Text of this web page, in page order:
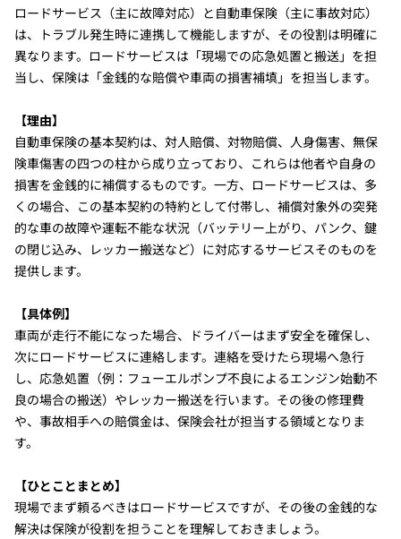
ロードサービス（主に故障対応）と自動車保険（主に事故対応）
は、トラブル発生時に連携して機能しますが、その役割は明確に
異なります。ロードサービスは「現場での応急処置と搬送」を担
当し、保険は「金銭的な賠償や車両の損害補填」を担当します。
【理由】
自動車保険の基本契約は、対人賠償、対物賠償、人身傷害、無保
険車傷害の四つの柱から成り立っており、これらは他者や自身の
損害を金銭的に補償するものです。一方、ロードサービスは、多
くの場合、この基本契約の特約として付帯し、補償対象外の突発
的な車の故障や運転不能な状況（バッテリー上がり、パンク、鍵
の閉じ込み、レッカー搬送など）に対応するサービスそのものを
提供します。
【具体例】
車両が走行不能になった場合、ドライバーはまず安全を確保し、
次にロードサービスに連絡します。連絡を受けたら現場へ急行
し、応急処置（例：フューエルポンプ不良によるエンジン始動不
良の場合の搬送）やレッカー搬送を行います。その後の修理費
や、事故相手への賠償金は、保険会社が担当する領域となりま
す。
【ひとことまとめ】
現場でまず頼るべきはロードサービスですが、その後の金銭的な
解決は保険が役割を担うことを理解しておきましょう。